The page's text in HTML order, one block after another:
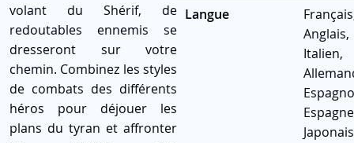
volant du Shérif, de
redoutables ennemis se
dresseront sur votre
chemin. Combinez les styles
de combats des différents
héros pour déjouer les
plans du tyran et affronter
Langue
Anglais,
Italien,